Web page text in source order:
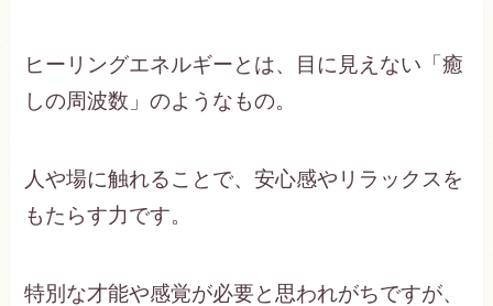
ヒーリングエネルギーとは、目に見えない「癒
しの周波数」のようなもの。
人や場に触れることで、安心感やリラックスを
もたらす力です。
特別な才能や感覚が必要と思われがちですが、